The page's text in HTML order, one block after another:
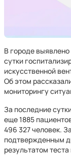
В городе
сутки
искусственной
Об этом
мониторингу
За последние
еще 1885
496 327 человек.
подтвержденным
результатом